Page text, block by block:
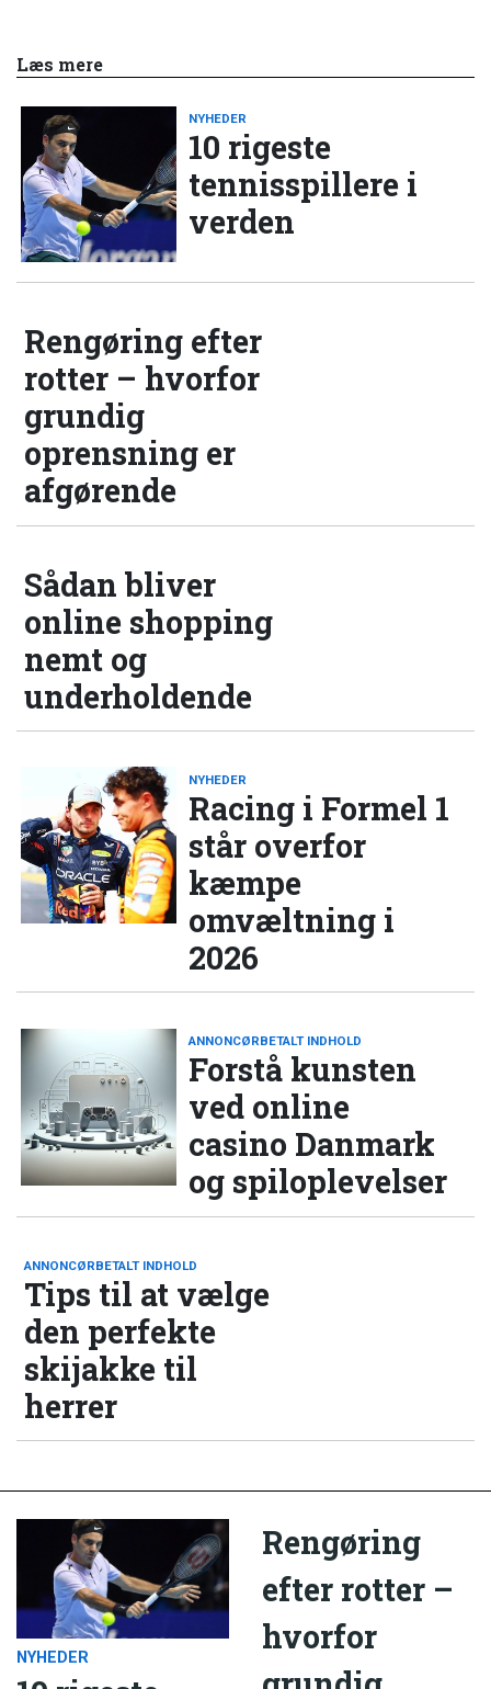
Læs mere
NYHEDER
10 rigeste
tennisspillere i
verden
Rengøring efter
rotter – hvorfor
grundig
oprensning er
afgørende
Sådan bliver
online shopping
nemt og
underholdende
NYHEDER
Racing i Formel 1
står overfor
kæmpe
omvæltning i
2026
ANNONCØRBETALT INDHOLD
Forstå kunsten
ved online
casino Danmark
og spiloplevelser
ANNONCØRBETALT INDHOLD
Tips til at vælge
den perfekte
skijakke til
herrer
NYHEDER
Rengøring
efter rotter –
hvorfor